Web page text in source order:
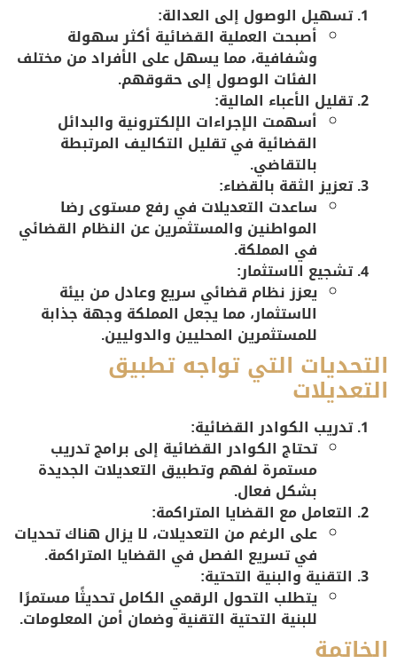
تسهيل الوصول إلى العدالة:
أصبحت العملية القضائية أكثر سهولة
وشفافية، مما يسهل على الأفراد من مختلف
الفئات الوصول إلى حقوقهم.
تقليل الأعباء المالية:
أسهمت الإجراءات الإلكترونية والبدائل
القضائية في تقليل التكاليف المرتبطة
بالتقاضي.
تعزيز الثقة بالقضاء:
ساعدت التعديلات في رفع مستوى رضا
المواطنين والمستثمرين عن النظام القضائي
في المملكة.
تشجيع الاستثمار:
يعزز نظام قضائي سريع وعادل من بيئة
الاستثمار، مما يجعل المملكة وجهة جذابة
للمستثمرين المحليين والدوليين.
التحديات التي تواجه تطبيق
التعديلات
تدريب الكوادر القضائية:
تحتاج الكوادر القضائية إلى برامج تدريب
مستمرة لفهم وتطبيق التعديلات الجديدة
بشكل فعال.
التعامل مع القضايا المتراكمة:
على الرغم من التعديلات، لا يزال هناك تحديات
في تسريع الفصل في القضايا المتراكمة.
التقنية والبنية التحتية:
يتطلب التحول الرقمي الكامل تحديثًا مستمرًا
للبنية التحتية التقنية وضمان أمن المعلومات.
الخاتمة